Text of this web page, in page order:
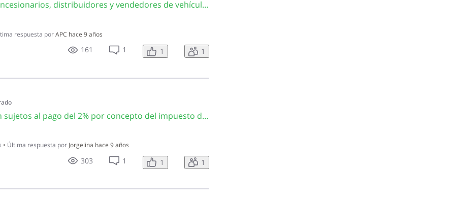
CA3295 ¿Pueden los concesionarios, distribuidores y vendedores de vehículos depreciar los vehículos que forman parte de su inventario para fines de deducción del ISR?
respuesta porAPC hace 9 años
161 1 1 1
CA3291 ¿Se encuentran sujetos al pago del 2% por concepto del impuesto de transferencia, los vehículos transferidos a un tercer adquiriente por parte concesionarios, distribuidores y vendedores de vehículos cuando estos vehículos le hayan sido descargados?
• Última respuesta por Jorgelina hace 9 años
303 1 1 1